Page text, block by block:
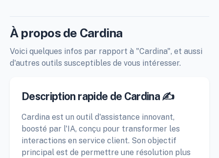
À propos de Cardina
Voici quelques infos par rapport à "Cardina", et aussi
d'autres outils susceptibles de vous intéresser.
Description rapide de Cardina ✍️
Cardina est un outil d'assistance innovant,
boosté par l'IA, conçu pour transformer les
interactions en service client. Son objectif
principal est de permettre une résolution plus